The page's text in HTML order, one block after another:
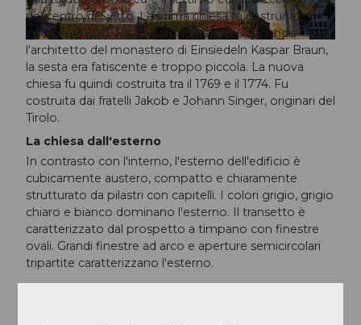
© Erlebnisregion Mythen |CC-BY
e
a
p
a
r
i
del centro di Svitto. La prima chiesa fu costruita
intorno all'800. Ne seguirono altre sei. Secondo
l'architetto del monastero di Einsiedeln Kaspar Braun,
la sesta era fatiscente e troppo piccola. La nuova
chiesa fu quindi costruita tra il 1769 e il 1774. Fu
costruita dai fratelli Jakob e Johann Singer, originari del
Tirolo.
La chiesa dall'esterno
In contrasto con l'interno, l'esterno dell'edificio è
cubicamente austero, compatto e chiaramente
strutturato da pilastri con capitelli. I colori grigio, grigio
chiaro e bianco dominano l'esterno. Il transetto è
caratterizzato dal prospetto a timpano con finestre
ovali. Grandi finestre ad arco e aperture semicircolari
tripartite caratterizzano l'esterno.